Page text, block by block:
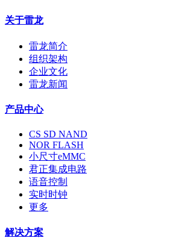
关于雷龙
雷龙简介
组织架构
企业文化
雷龙新闻
产品中心
CS SD NAND
NOR FLASH
小尺寸eMMC
君正集成电路
语音控制
实时时钟
更多
解决方案